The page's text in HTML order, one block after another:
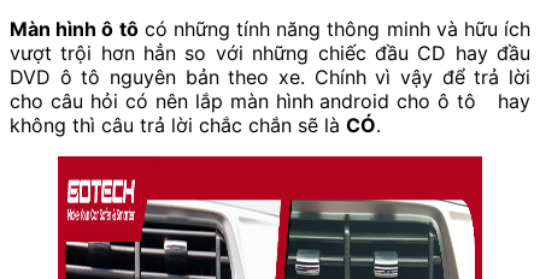
Màn hình ô tô có những tính năng thông minh và hữu ích
vượt trội hơn hẳn so với những chiếc đầu CD hay đầu
DVD ô tô nguyên bản theo xe. Chính vì vậy để trả lời
cho câu hỏi có nên lắp màn hình android cho ô tô
hay
không thì câu trả lời chắc chắn sẽ là CÓ.